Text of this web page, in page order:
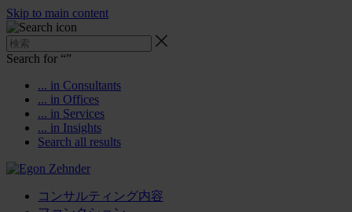
Skip to main content
Search for “”
... in Consultants
... in Offices
... in Services
... in Insights
Search all results
コンサルティング内容